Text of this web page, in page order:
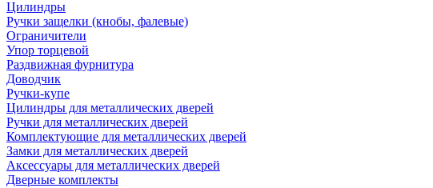
Цилиндры
Ручки защелки (кнобы, фалевые)
Ограничители
Упор торцевой
Раздвижная фурнитура
Доводчик
Ручки-купе
Цилиндры для металлических дверей
Ручки для металлических дверей
Комплектующие для металлических дверей
Замки для металлических дверей
Аксессуары для металлических дверей
Дверные комплекты